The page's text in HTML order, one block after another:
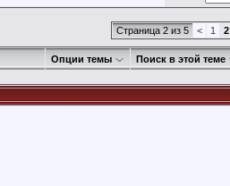
Страница 2 из 5 < 1 2
Опции темы Поиск в этой теме